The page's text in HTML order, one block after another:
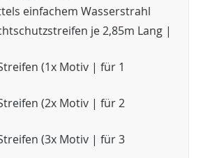
einfachem Wasserstrahl
je 2,85m Lang |
(1x Motiv | für 1
(2x Motiv | für 2
(3x Motiv | für 3